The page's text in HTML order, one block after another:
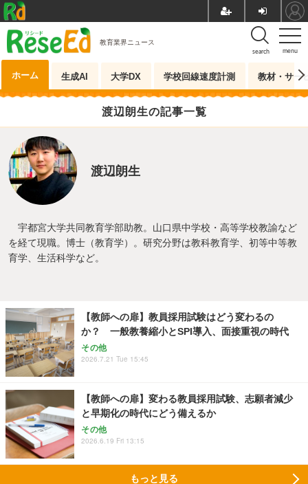
menu
search
教育業界ニュース
ホーム 生成AI 大学DX 学校回線速度計測 教材・サー
渡辺朗生の記事一覧
渡辺朗生
宇都宮大学共同教育学部助教。山口県中学校・高等学校教諭など
を経て現職。博士（教育学）。研究分野は教科教育学、初等中等教
育学、生活科学など。
【教師への扉】教員採用試験はどう変わるの
か？ 一般教養縮小とSPI導入、面接重視の時代
その他
2026.7.21 Tue 15:45
【教師への扉】変わる教員採用試験、志願者減少
と早期化の時代にどう備えるか
その他
2026.6.19 Fri 13:15
もっと見る